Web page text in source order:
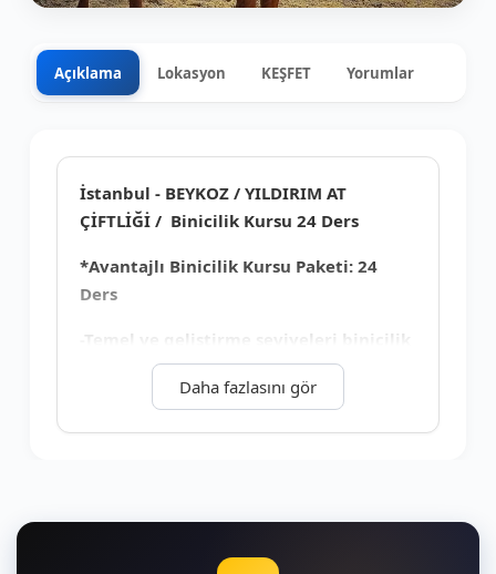
Açıklama Lokasyon KEŞFET Yorumlar
İstanbul - BEYKOZ / YILDIRIM AT
ÇİFTLİĞİ / Binicilik Kursu 24 Ders
*Avantajlı Binicilik Kursu Paketi: 24
Ders
-Temel ve geliştirme seviyeleri binicilik
*Temel binicilik eğitimi : 08-12 Ders
çiftlik güvenliği hakkında bilgi. *At
Daha fazlasını gör